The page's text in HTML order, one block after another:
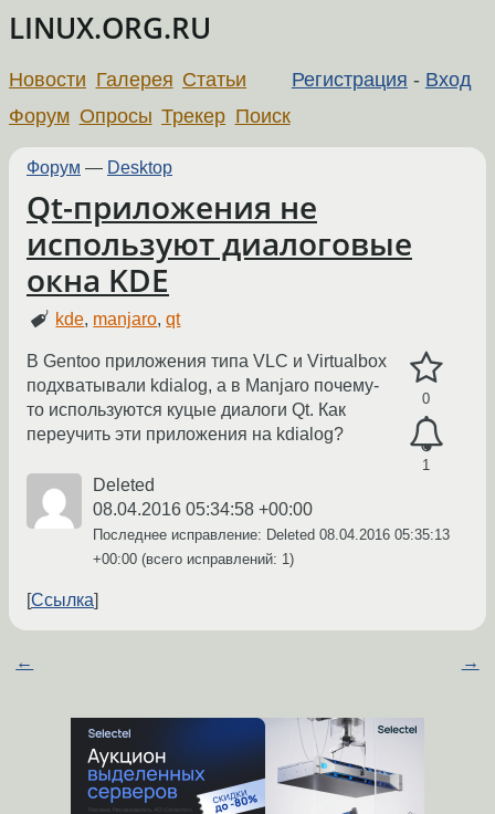
LINUX.ORG.RU
Регистрация - Вход
Новости Галерея Статьи
Форум Опросы Трекер Поиск
Форум — Desktop
Qt-приложения не
используют диалоговые
окна KDE
kde, manjaro,qt
0
1
В Gentoo приложения типа VLC и Virtualbox
подхватывали kdialog, а в Manjaro почему-
то используются куцые диалоги Qt. Как
переучить эти приложения на kdialog?
Deleted
08.04.2016 05:34:58 +00:00
Последнее исправление: Deleted 08.04.2016 05:35:13
+00:00 (всего исправлений: 1)
Ссылка
← →